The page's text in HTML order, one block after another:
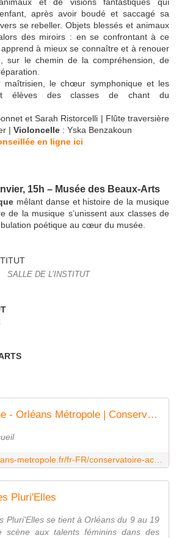
après avoir boudé et saccagé sa
se rebeller. Objets blessés et animaux
des miroirs : en se confrontant à ce
à mieux se connaître et à renouer
sur le chemin de la compréhension, de
le chœur symphonique et les
élèves des classes de chant du
et Sarah Ristorcelli | Flûte traversière
| Violoncelle : Yska Benzakoun
en ligne ici
15h – Musée des Beaux-Arts
mêlant danse et histoire de la musique
de la musique s’unissent aux classes de
poétique au cœur du musée.
SALLE DE L’INSTITUT
Billetterie en ligne - Orléans Métropole | Conservatoire - accueil
Pluri'Elles
Pluri'Elles se tient à Orléans du 9 au 19
scène aux talents féminins dans des